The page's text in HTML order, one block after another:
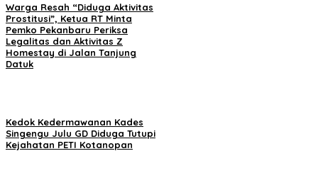
Warga Resah “Diduga Aktivitas
Prostitusi”, Ketua RT Minta
Pemko Pekanbaru Periksa
Legalitas dan Aktivitas Z
Homestay di Jalan Tanjung
Datuk
Kedok Kedermawanan Kades
Singengu Julu GD Diduga Tutupi
Kejahatan PETI Kotanopan